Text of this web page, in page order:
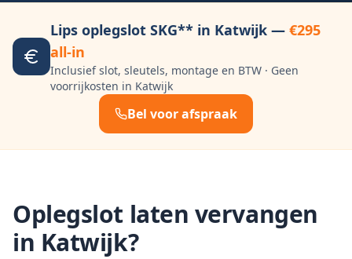
Lips oplegslot SKG** in Katwijk — €295
all-in
Inclusief slot, sleutels, montage en BTW · Geen
voorrijkosten in Katwijk
Bel voor afspraak
Oplegslot laten vervangen
in Katwijk?